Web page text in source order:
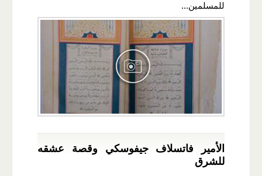
للمسلمين...
الأمير فاتسلاف جيفوسكي وقصة عشقه
للشرق